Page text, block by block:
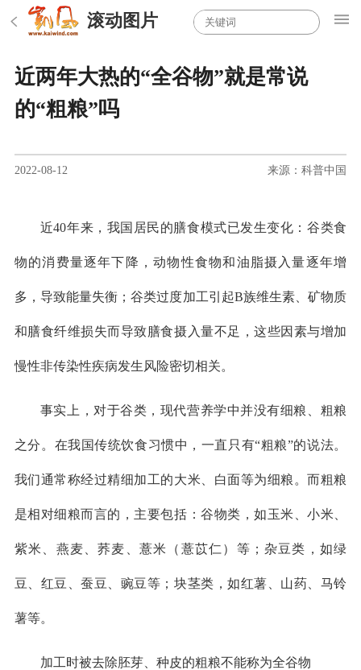
滚动图片
近两年大热的“全谷物”就是常说
的“粗粮”吗
2022-08-12 来源：科普中国
近40年来，我国居民的膳食模式已发生变化：谷类食
物的消费量逐年下降，动物性食物和油脂摄入量逐年增
多，导致能量失衡；谷类过度加工引起B族维生素、矿物质
和膳食纤维损失而导致膳食摄入量不足，这些因素与增加
慢性非传染性疾病发生风险密切相关。
事实上，对于谷类，现代营养学中并没有细粮、粗粮
之分。在我国传统饮食习惯中，一直只有“粗粮”的说法。
我们通常称经过精细加工的大米、白面等为细粮。而粗粮
是相对细粮而言的，主要包括：谷物类，如玉米、小米、
紫米、燕麦、荞麦、薏米（薏苡仁）等；杂豆类，如绿
豆、红豆、蚕豆、豌豆等；块茎类，如红薯、山药、马铃
薯等。
加工时被去除胚芽、种皮的粗粮不能称为全谷物